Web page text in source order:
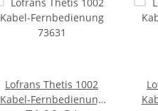
Lofrans Thetis 1002
Kabel-Fernbedienung